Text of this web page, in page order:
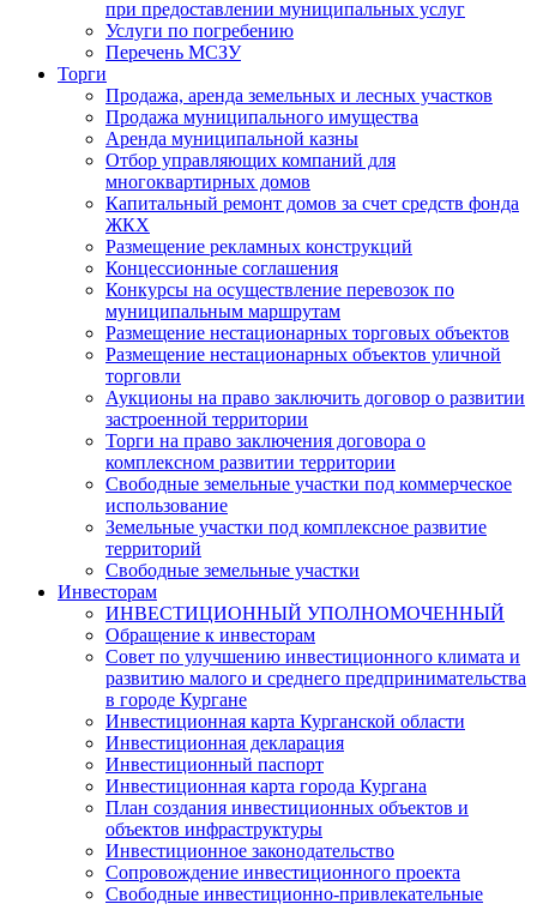
при предоставлении муниципальных услуг
Услуги по погребению
Перечень МСЗУ
Торги
Продажа, аренда земельных и лесных участков
Продажа муниципального имущества
Аренда муниципальной казны
Отбор управляющих компаний для
многоквартирных домов
Капитальный ремонт домов за счет средств фонда
ЖКХ
Размещение рекламных конструкций
Концессионные соглашения
Конкурсы на осуществление перевозок по
муниципальным маршрутам
Размещение нестационарных торговых объектов
Размещение нестационарных объектов уличной
торговли
Аукционы на право заключить договор о развитии
застроенной территории
Торги на право заключения договора о
комплексном развитии территории
Свободные земельные участки под коммерческое
использование
Земельные участки под комплексное развитие
территорий
Свободные земельные участки
Инвесторам
ИНВЕСТИЦИОННЫЙ УПОЛНОМОЧЕННЫЙ
Обращение к инвесторам
Совет по улучшению инвестиционного климата и
развитию малого и среднего предпринимательства
в городе Кургане
Инвестиционная карта Курганской области
Инвестиционная декларация
Инвестиционный паспорт
Инвестиционная карта города Кургана
План создания инвестиционных объектов и
объектов инфраструктуры
Инвестиционное законодательство
Сопровождение инвестиционного проекта
Свободные инвестиционно-привлекательные